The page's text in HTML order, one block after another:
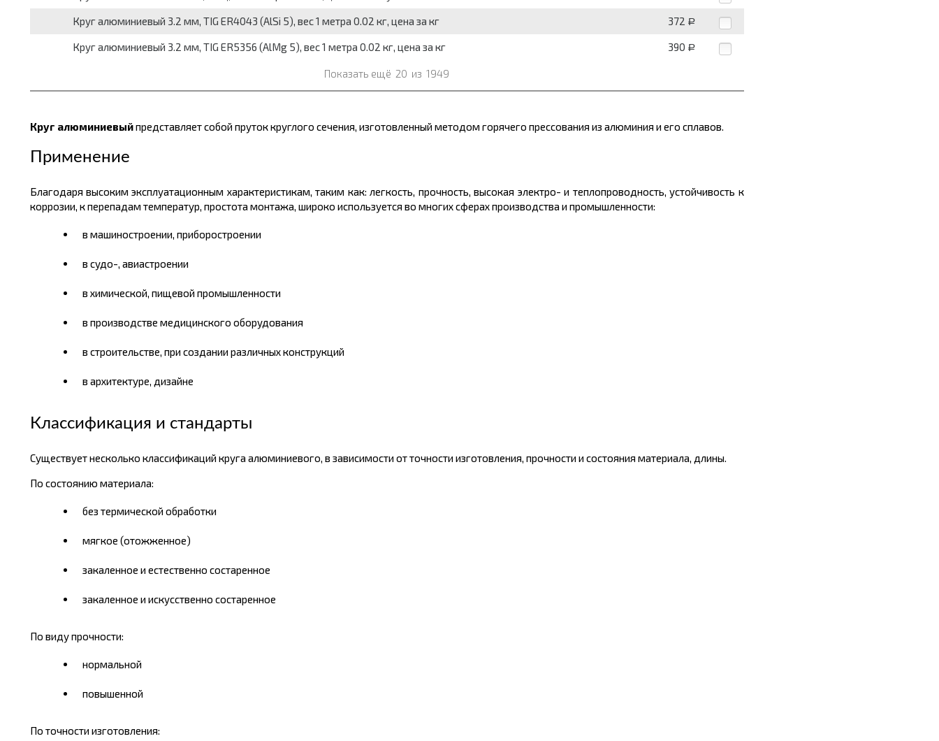
Круг алюминиевый 3.2 мм, TIG ER4043 (AlSi 5), вес 1 метра 0.02 кг, цена за кг 372 Р
Круг алюминиевый 3.2 мм, TIG ER5356 (AlMg 5), вес 1 метра 0.02 кг, цена за кг 390 Р
Показать ещё 20 из 1949
Круг алюминиевыйпредставляет собой пруток круглого сечения, изготовленный методом горячего прессования из алюминия и его сплавов.
Применение
Благодаря высоким эксплуатационным характеристикам, таким как: легкость, прочность, высокая электро- и теплопроводность, устойчивость к
коррозии, к перепадам температур, простота монтажа, широко используется во многих сферах производства и промышленности:
в машиностроении, приборостроении
в судо-, авиастроении
в химической, пищевой промышленности
в производстве медицинского оборудования
в строительстве, при создании различных конструкций
в архитектуре, дизайне
Классификация и стандарты
Существует несколько классификаций круга алюминиевого, в зависимости от точности изготовления, прочности и состояния материала, длины.
По состоянию материала:
без термической обработки
мягкое (отожженное)
закаленное и естественно состаренное
закаленное и искусственно состаренное
По виду прочности:
нормальной
повышенной
По точности изготовления: